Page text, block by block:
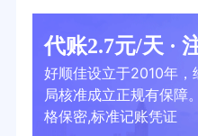
代账2.7元/天 ·
好顺佳设立于2010年，
局核准成立正规有保障
格保密,标准记账凭证